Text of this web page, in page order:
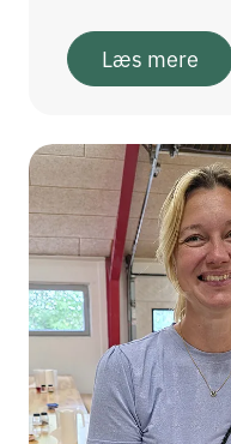
Læs mere